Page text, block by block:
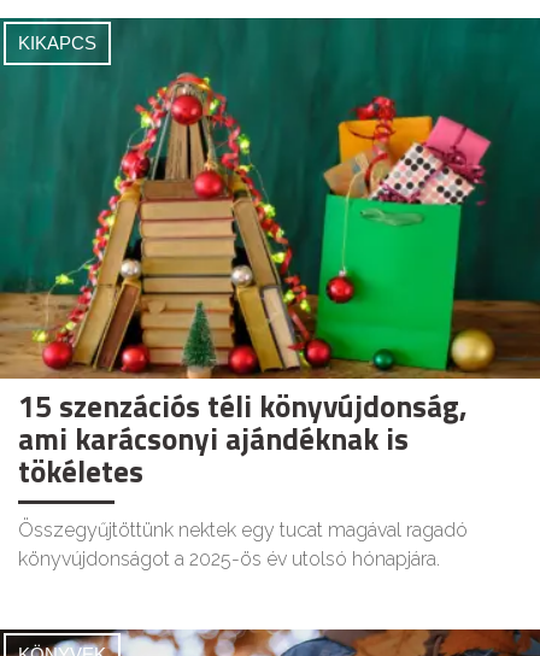
KIKAPCS
15 szenzációs téli könyvújdonság,
ami karácsonyi ajándéknak is
tökéletes
Összegyűjtöttünk nektek egy tucat magával ragadó
könyvújdonságot a 2025-ös év utolsó hónapjára.